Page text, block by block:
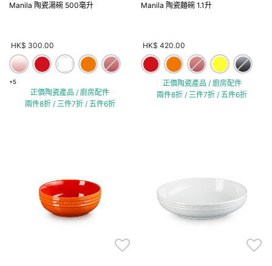
Manila 陶瓷湯碗 500毫升
HK$ 300.00
+5
正價陶瓷產品 / 廚房配件
兩件8折 / 三件7折 / 五件6折
Manila 陶瓷麵碗 1.1升
HK$ 420.00
正價陶瓷產品 / 廚房配件
兩件8折 / 三件7折 / 五件6折